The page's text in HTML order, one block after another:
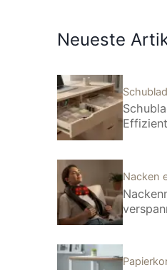
Neueste
Nacken